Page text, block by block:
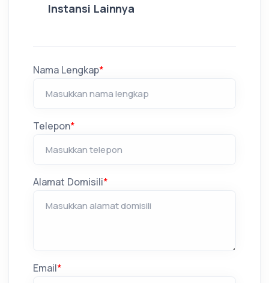
Instansi Lainnya
Nama Lengkap*
Telepon*
Alamat Domisili*
Email*